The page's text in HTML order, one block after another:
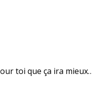
toi que ça ira